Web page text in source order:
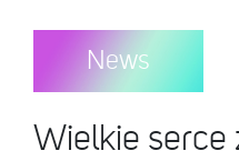
News
Wielkie serce